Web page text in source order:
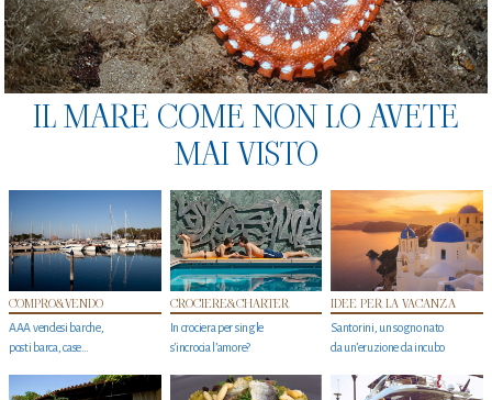
IL MARE COME NON LO AVETE
MAI VISTO
COMPRO&VENDO
AAA vendesi barche,
posti barca, case…
CROCIERE&CHARTER
In crociera per single
s'incrocia l’amore?
IDEE PER LA VACANZA
Santorini, un sogno nato
da un’eruzione da incubo